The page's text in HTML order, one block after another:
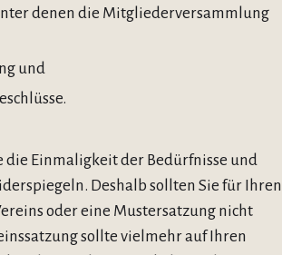
denen die Mitgliederversammlung
und
die Einmaligkeit der Bedürfnisse und
Deshalb sollten Sie für Ihren
oder eine Mustersatzung nicht
sollte vielmehr auf Ihren